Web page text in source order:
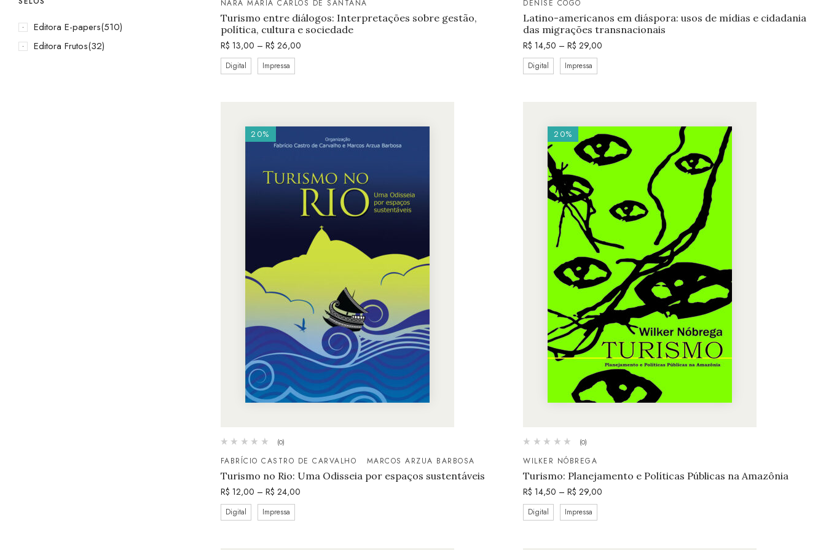
Editora E-papers(510)
Editora Frutos(32)
NARA MARIA CARLOS DE SANTANA
Turismo entre diálogos: Interpretações sobre gestão,
política, cultura e sociedade
R$ 13,00 – R$ 26,00
Digital Impressa
DENISE COGO
Latino-americanos em diáspora: usos de mídias e cidadania
das migrações transnacionais
R$ 14,50 – R$ 29,00
Digital Impressa
20%
(0)
FABRÍCIO CASTRO DE CARVALHO MARCOS ARZUA BARBOSA
Turismo no Rio: Uma Odisseia por espaços sustentáveis
R$ 12,00 – R$ 24,00
Digital Impressa
20%
(0)
WILKER NÓBREGA
Turismo: Planejamento e Políticas Públicas na Amazônia
R$ 14,50 – R$ 29,00
Digital Impressa